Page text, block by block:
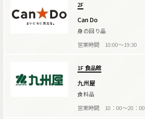
2F
Can Do
身の回り品
営業時間 10:00～19:30
1F 食品館
九州屋
食料品
営業時間 10：00～20：00